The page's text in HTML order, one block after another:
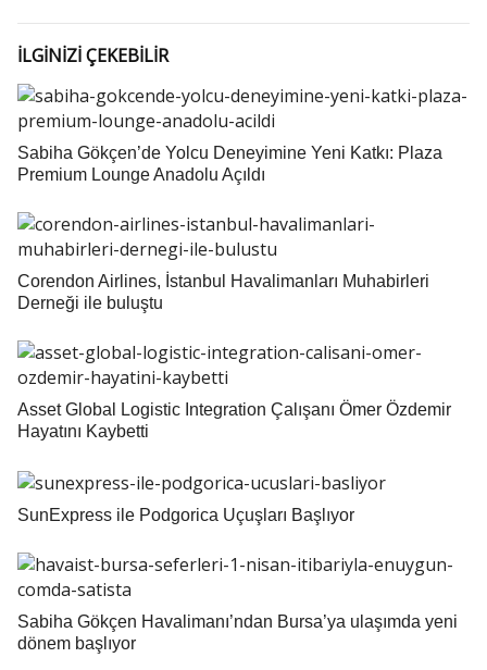
İLGİNİZİ ÇEKEBİLİR
Sabiha Gökçen’de Yolcu Deneyimine Yeni Katkı: Plaza
Premium Lounge Anadolu Açıldı
Corendon Airlines, İstanbul Havalimanları Muhabirleri
Derneği ile buluştu
Asset Global Logistic Integration Çalışanı Ömer Özdemir
Hayatını Kaybetti
SunExpress ile Podgorica Uçuşları Başlıyor
Sabiha Gökçen Havalimanı’ndan Bursa’ya ulaşımda yeni
dönem başlıyor